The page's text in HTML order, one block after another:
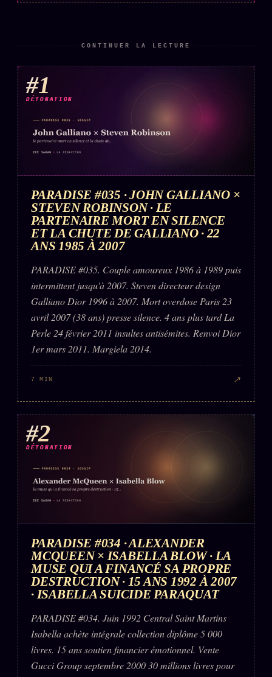
À propos
Founders
Auteurs
Personas
Who is who
Qui baise qui +18
Signatures
Charte éditoriale
Words Radio FM
PRATIQUE + LÉGAL
Archive complète
Récents
Tous les tags
Nous écrire
FAQ
Corrections · Erratum
Mentions légales
llms.txt
CONTINUER LA LECTURE
#1
DÉTONATION
PARADISE #035 · JOHN GALLIANO ×
STEVEN ROBINSON · LE
PARTENAIRE MORT EN SILENCE
ET LA CHUTE DE GALLIANO · 22
ANS 1985 À 2007
PARADISE #035. Couple amoureux 1986 à 1989 puis
intermittent jusqu'à 2007. Steven directeur design
Galliano Dior 1996 à 2007. Mort overdose Paris 23
avril 2007 (38 ans) presse silence. 4 ans plus tard La
Perle 24 février 2011 insultes antisémites. Renvoi Dior
1er mars 2011. Margiela 2014.
7 MIN ↗
#2
DÉTONATION
PARADISE #034 · ALEXANDER
MCQUEEN × ISABELLA BLOW · LA
MUSE QUI A FINANCÉ SA PROPRE
DESTRUCTION · 15 ANS 1992 À 2007
· ISABELLA SUICIDE PARAQUAT
PARADISE #034. Juin 1992 Central Saint Martins
Isabella achète intégrale collection diplôme 5 000
livres. 15 ans soutien financier émotionnel. Vente
Gucci Group septembre 2000 30 millions livres pour